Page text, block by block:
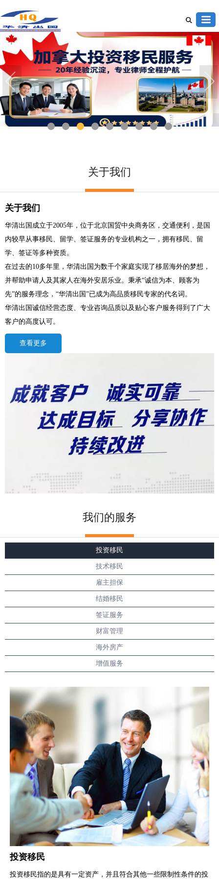
1 2 3 4 5 7 8 9
关于我们
关于我们
华清出国成立于2005年，位于北京国贸中央商务区，交通便利，是国
内较早从事移民、留学、签证服务的专业机构之一，拥有移民、留
学、签证等多种资质。
在过去的10多年里，华清出国为数千个家庭实现了移居海外的梦想，
并帮助申请人及其家人在海外安居乐业。秉承“诚信为本、顾客为
先”的服务理念，“华清出国”已成为高品质移民专家的代名词。
华清出国诚信经营态度、专业咨询品质以及贴心客户服务得到了广大
客户的高度认可。
查看更多
我们的服务
投资移民
技术移民
雇主担保
结婚移民
签证服务
财富管理
海外房产
增值服务
投资移民
投资移民指的是具有一定资产，并且符合其他一些限制性条件的投